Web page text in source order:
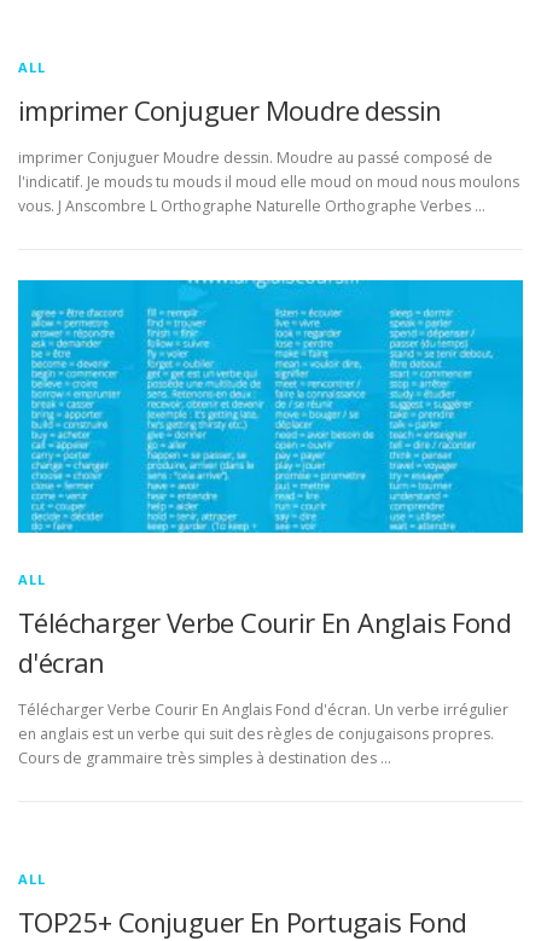
ALL
imprimer Conjuguer Moudre dessin
imprimer Conjuguer Moudre dessin. Moudre au passé composé de
l'indicatif. Je mouds tu mouds il moud elle moud on moud nous moulons
vous. J Anscombre L Orthographe Naturelle Orthographe Verbes …
ALL
Télécharger Verbe Courir En Anglais Fond
d'écran
Télécharger Verbe Courir En Anglais Fond d'écran. Un verbe irrégulier
en anglais est un verbe qui suit des règles de conjugaisons propres.
Cours de grammaire très simples à destination des …
ALL
TOP25+ Conjuguer En Portugais Fond